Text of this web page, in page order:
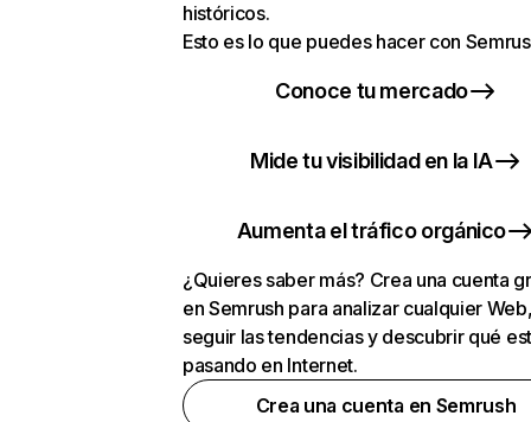
históricos.
Esto es lo que puedes hacer con
Conoce tu mercado
Mide tu visibilidad en la IA
Aumenta el tráfico orgánico
¿Quieres saber más? Crea una cuenta
en Semrush para analizar cualquier
seguir las tendencias y descubrir qué
pasando en Internet.
Crea una cuenta en Semrush